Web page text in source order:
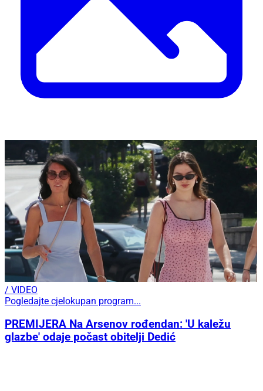
/ VIDEO
Pogledajte cjelokupan program...
PREMIJERA Na Arsenov rođendan: 'U kaležu
glazbe' odaje počast obitelji Dedić